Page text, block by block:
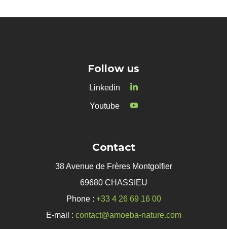
Follow us
Linkedin
Youtube
Contact
38 Avenue de Frères Montgolfier
69680 CHASSIEU
Phone : +33 4 26 69 16 00
E-mail : contact@amoeba-nature.com